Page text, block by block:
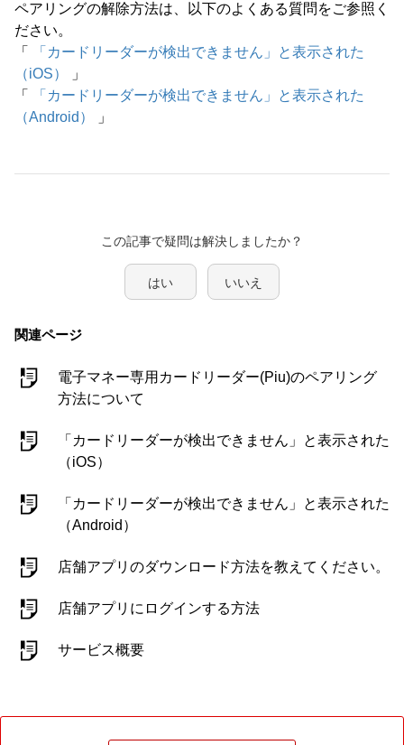
ペアリングの解除方法は、以下のよくある質問をご参照く
ださい。
「
「カードリーダーが検出できません」と表示された
（iOS）
」
「
「カードリーダーが検出できません」と表示された
（Android）
」
この記事で疑問は解決しましたか？
はい いいえ
関連ページ
電子マネー専用カードリーダー(Piu)のペアリング
方法について
「カードリーダーが検出できません」と表示された
（iOS）
「カードリーダーが検出できません」と表示された
（Android）
店舗アプリのダウンロード方法を教えてください。
店舗アプリにログインする方法
サービス概要